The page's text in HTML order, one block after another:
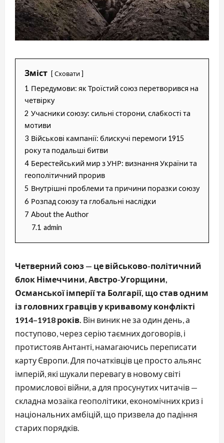
Зміст Сховати
1 Передумови: як Троїстий союз перетворився на
четвірку
2 Учасники союзу: сильні сторони, слабкості та
мотиви
3 Військові кампанії: блискучі перемоги 1915
року та подальші битви
4 Берестейський мир з УНР: визнання України та
геополітичний прорив
5 Внутрішні проблеми та причини поразки союзу
6 Розпад союзу та глобальні наслідки
7 About the Author
7.1 admin
Четверний союз — це військово-політичний
блок Німеччини, Австро-Угорщини,
Османської імперії та Болгарії, що став одним
із головних гравців у кривавому конфлікті
1914–1918 років. Він виник не за один день, а
поступово, через серію таємних договорів, і
протистояв Антанті, намагаючись переписати
карту Європи. Для початківців це просто альянс
імперій, які шукали перевагу в новому світі
промислової війни, а для просунутих читачів —
складна мозаїка геополітики, економічних криз і
національних амбіцій, що призвела до падіння
старих порядків.